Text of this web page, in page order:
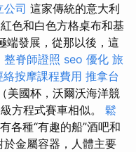
公司 這家傳統的意大利
色和白色方格桌布和基
端發展，從那以後，這
整脊師證照 seo 優化 旅
絡按摩課程費用 推拿台
美國杯，沃爾沃海洋競
方程式賽車相似。 鬆
各種“有趣的船”酒吧和
金屬容器，人體主要